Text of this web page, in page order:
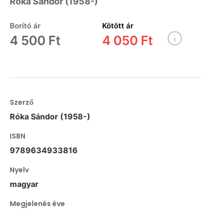
Borító ár
4 500 Ft
Kötött ár
4 050 Ft
Szerző
Róka Sándor (1958-)
ISBN
9789634933816
Nyelv
magyar
Megjelenés éve